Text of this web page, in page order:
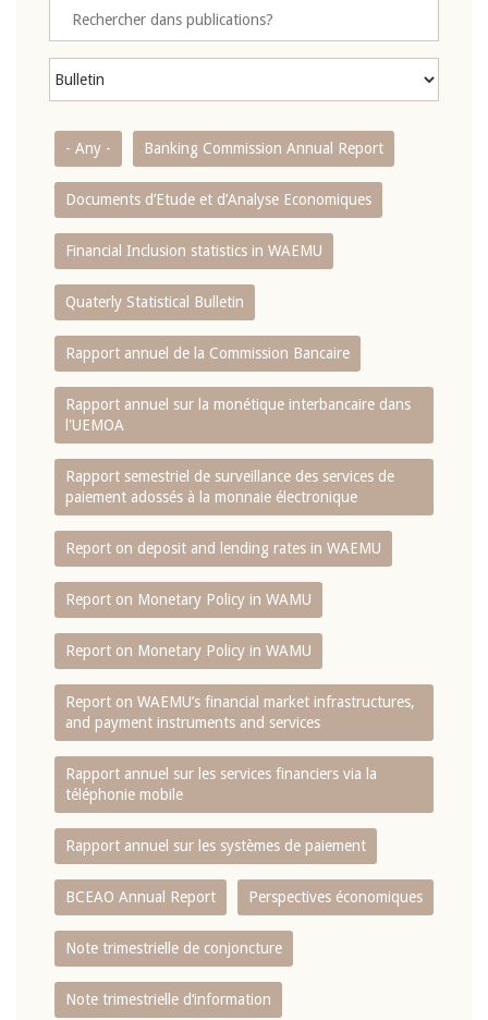
- Any - Banking Commission Annual Report
Documents d’Etude et d’Analyse Economiques
Financial Inclusion statistics in WAEMU
Quaterly Statistical Bulletin
Rapport annuel de la Commission Bancaire
Rapport annuel sur la monétique interbancaire dans
l'UEMOA
Rapport semestriel de surveillance des services de
paiement adossés à la monnaie électronique
Report on deposit and lending rates in WAEMU
Report on Monetary Policy in WAMU
Report on Monetary Policy in WAMU
Report on WAEMU’s financial market infrastructures,
and payment instruments and services
Rapport annuel sur les services financiers via la
téléphonie mobile
Rapport annuel sur les systèmes de paiement
BCEAO Annual Report Perspectives économiques
Note trimestrielle de conjoncture
Note trimestrielle d‘information